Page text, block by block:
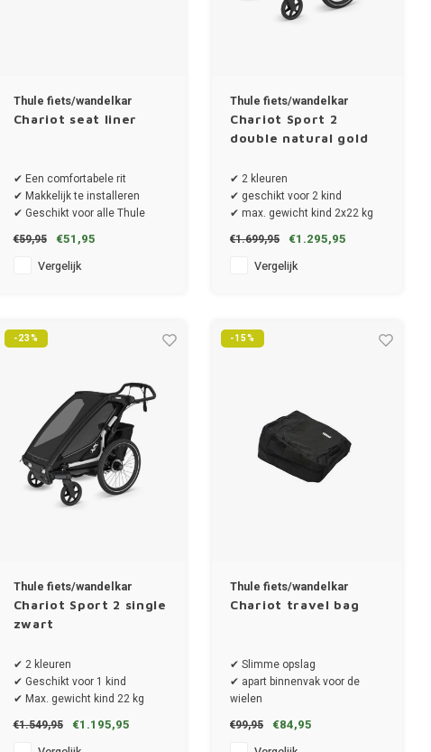
Thule fiets/wandelkar
Chariot seat liner
✔ Een comfortabele rit
✔ Makkelijk te installeren
✔ Geschikt voor alle Thule
€59,95 €51,95
Vergelijk
Thule fiets/wandelkar
Chariot Sport 2
double natural gold
✔ 2 kleuren
✔ geschikt voor 2 kind
✔ max. gewicht kind 2x22 kg
✔ afmeting 87 x 80 x 37.5 cm
€1.699,95 €1.295,95
Vergelijk
-23%
Thule fiets/wandelkar
Chariot Sport 2 single
zwart
✔ 2 kleuren
✔ Geschikt voor 1 kind
✔ Max. gewicht kind 22 kg
✔ Afmeting 87x65x37.5 cm
€1.549,95 €1.195,95
-15%
Thule fiets/wandelkar
Chariot travel bag
✔ Slimme opslag
✔ apart binnenvak voor de
wielen
één of twee zitjes
€99,95 €84,95